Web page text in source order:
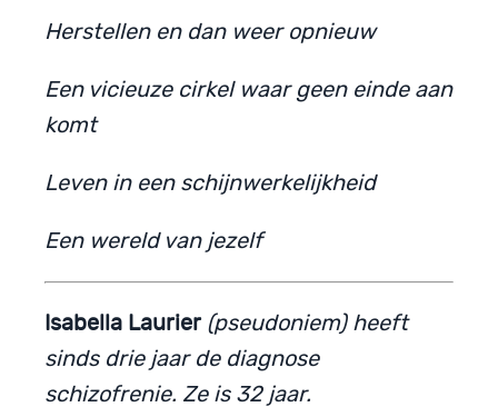
Herstellen en dan weer opnieuw
Een vicieuze cirkel waar geen einde aan
komt
Leven in een schijnwerkelijkheid
Een wereld van jezelf
Isabella Laurier (pseudoniem) heeft
sinds drie jaar de diagnose
schizofrenie. Ze is 32 jaar.